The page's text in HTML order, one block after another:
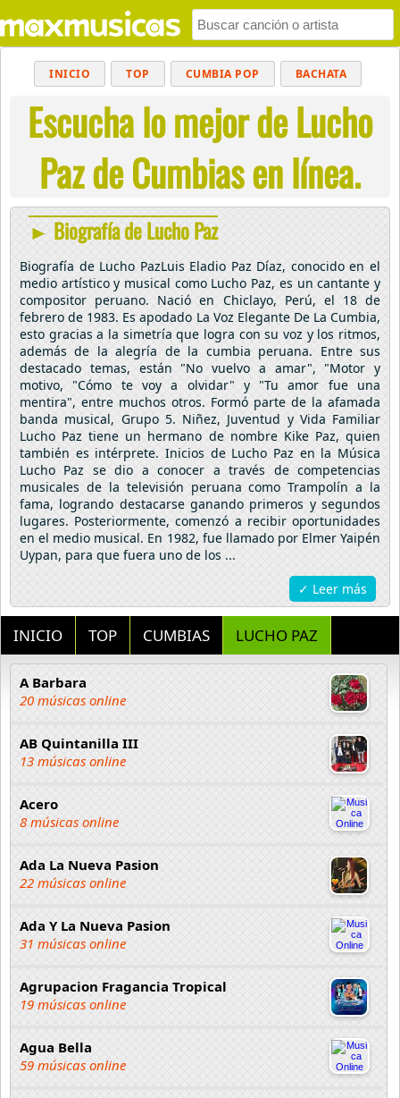
INICIO TOP CUMBIA POP BACHATA
MUSICA CRISTIANA REGGAETON
BALADAS ALTERNATIVO ELECTRÓNICA
CUMBIAS
Escucha lo mejor de Lucho
Paz de Cumbias en línea.
► Biografía de Lucho Paz
Biografía de Lucho PazLuis Eladio Paz Díaz, conocido en el
medio artístico y musical como Lucho Paz, es un cantante y
compositor peruano. Nació en Chiclayo, Perú, el 18 de
febrero de 1983. Es apodado La Voz Elegante De La Cumbia,
esto gracias a la simetría que logra con su voz y los ritmos,
además de la alegría de la cumbia peruana. Entre sus
destacado temas, están "No vuelvo a amar", "Motor y
motivo, "Cómo te voy a olvidar" y "Tu amor fue una
mentira", entre muchos otros. Formó parte de la afamada
banda musical, Grupo 5. Niñez, Juventud y Vida Familiar
Lucho Paz tiene un hermano de nombre Kike Paz, quien
también es intérprete. Inicios de Lucho Paz en la Música
Lucho Paz se dio a conocer a través de competencias
musicales de la televisión peruana como Trampolín a la
fama, logrando destacarse ganando primeros y segundos
lugares. Posteriormente, comenzó a recibir oportunidades
en el medio musical. En 1982, fue llamado por Elmer Yaipén
Uypan, para que fuera uno de los ...
✓ Leer más
INICIO TOP CUMBIAS LUCHO PAZ
A Barbara
20 músicas online
AB Quintanilla III
13 músicas online
Acero
8 músicas online
Ada La Nueva Pasion
22 músicas online
Ada Y La Nueva Pasion
31 músicas online
Agrupacion Fragancia Tropical
19 músicas online
Agua Bella
59 músicas online